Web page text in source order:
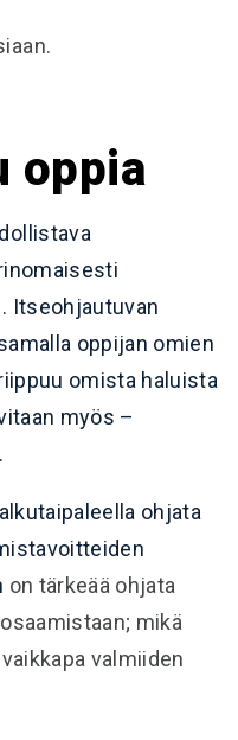
oppia
Itseohjautuvan
oppijan omien
omista haluista
myös –
ohjata
on tärkeää ohjata
mikä
valmiiden